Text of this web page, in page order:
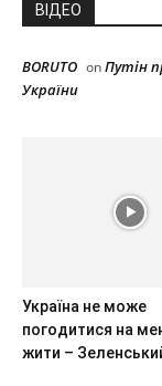
ВІДЕО
BORUTO onПутін
України
Україна не може
погодитися на
жити –